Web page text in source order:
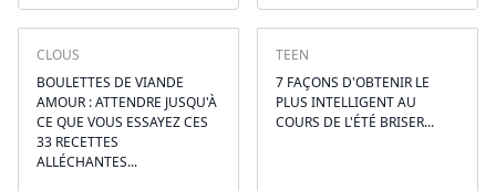
CLOUS
BOULETTES DE VIANDE
AMOUR : ATTENDRE JUSQU'À
CE QUE VOUS ESSAYEZ CES
33 RECETTES
ALLÉCHANTES...
TEEN
7 FAÇONS D'OBTENIR LE
PLUS INTELLIGENT AU
COURS DE L'ÉTÉ BRISER...